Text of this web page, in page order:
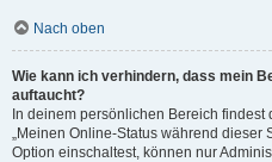
Nach oben
Wie kann ich verhindern, dass mein
auftaucht?
In deinem persönlichen Bereich
„Meinen Online-Status während dieser
Option einschaltest, können nur